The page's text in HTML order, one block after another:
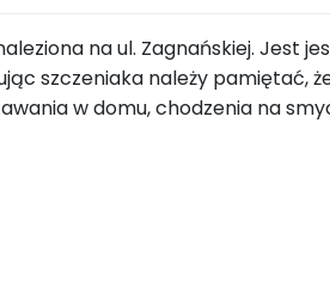
na ul. Zagnańskiej. Jest
szczeniaka należy pamiętać,
w domu, chodzenia na